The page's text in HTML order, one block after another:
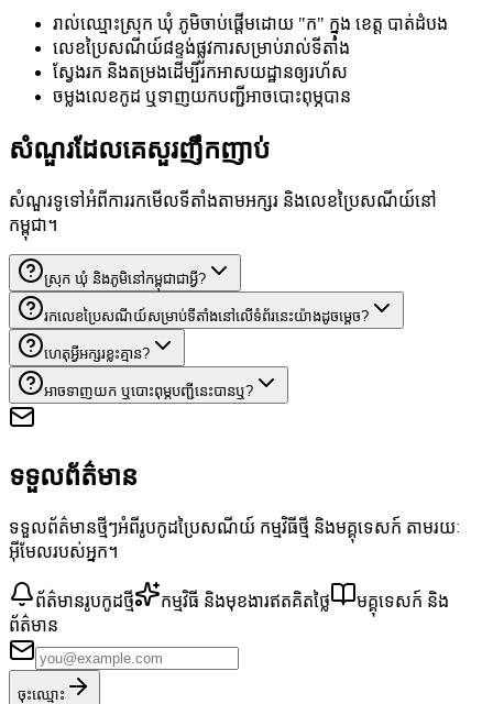
រាល់ឈ្មោះស្រុក ឃុំ ភូមិចាប់ផ្តើមដោយ "ក" ក្នុង ខេត្ត បាត់ដំបង
លេខប្រៃសណីយ៍៨ខ្ទង់ផ្លូវការសម្រាប់រាល់ទីតាំង
ស្វែងរក និងតម្រងដើម្បីរកអាសយដ្ឋានឲ្យរហ័ស
ចម្លងលេខកូដ ឬទាញយកបញ្ជីអាចបោះពុម្ភបាន
សំណួរដែលគេសួរញឹកញាប់
សំណួរទូទៅអំពីការរកមើលទីតាំងតាមអក្សរ និងលេខប្រៃសណីយ៍នៅ
កម្ពុជា។
ស្រុក ឃុំ និងភូមិនៅកម្ពុជាជាអ្វី?
រកលេខប្រៃសណីយ៍សម្រាប់ទីតាំងនៅលើទំព័រនេះយ៉ាងដូចម្តេច?
ហេតុអ្វីអក្សរខ្លះគ្មាន?
អាចទាញយក ឬបោះពុម្ភបញ្ជីនេះបានឬ?
ទទួលព័ត៌មាន
ទទួលព័ត៌មានថ្មីៗអំពីរូបកូដប្រៃសណីយ៍ កម្មវិធីថ្មី និងមគ្គុទេសក៍ តាមរយៈ
អ៊ីមែលរបស់អ្នក។
ព័ត៌មានរូបកូដថ្មី កម្មវិធី និងមុខងារឥតគិតថ្លៃ
មគ្គុទេសក៍ និង
ព័ត៌មាន
ចុះឈ្មោះ